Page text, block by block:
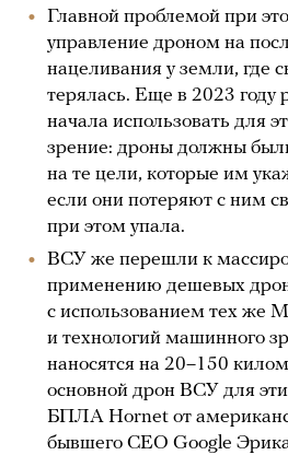
Главной проблемой при
управление дроном на
нацеливания у земли, где
терялась. Еще в 2023 году
начала использовать для
зрение: дроны должны
на те цели, которые им
если они потеряют с ним
при этом упала.
ВСУ же перешли к
применению дешевых
с использованием тех же
и технологий машинного
наносятся на 20–150
основной дрон ВСУ для
БПЛА Hornet от
бывшего CEO Google